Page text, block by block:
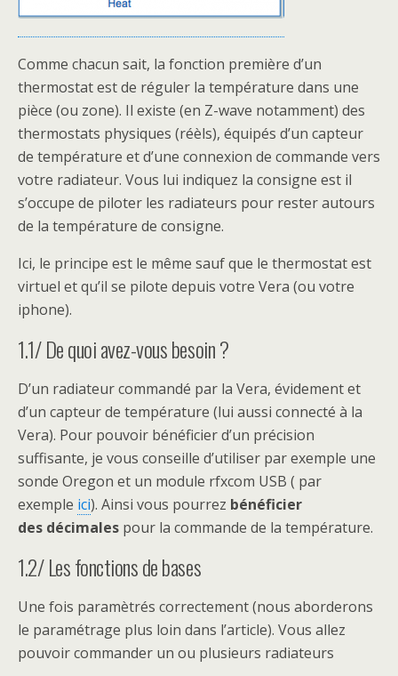
Comme chacun sait, la fonction première d’un
thermostat est de réguler la température dans une
pièce (ou zone). Il existe (en Z-wave notamment) des
thermostats physiques (réèls), équipés d’un capteur
de température et d’une connexion de commande vers
votre radiateur. Vous lui indiquez la consigne est il
s’occupe de piloter les radiateurs pour rester autours
de la température de consigne.
Ici, le principe est le même sauf que le thermostat est
virtuel et qu’il se pilote depuis votre Vera (ou votre
iphone).
1.1/ De quoi avez-vous besoin ?
D’un radiateur commandé par la Vera, évidement et
d’un capteur de température (lui aussi connecté à la
Vera). Pour pouvoir bénéficier d’un précision
suffisante, je vous conseille d’utiliser par exemple une
sonde Oregon et un module rfxcom USB ( par
exemple ici). Ainsi vous pourrez bénéficier
des décimales pour la commande de la température.
1.2/ Les fonctions de bases
Une fois paramètrés correctement (nous aborderons
le paramétrage plus loin dans l’article). Vous allez
pouvoir commander un ou plusieurs radiateurs